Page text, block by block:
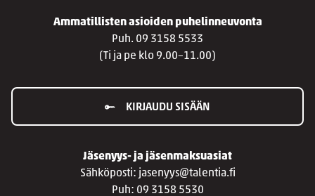
Ammatillisten asioiden puhelinneuvonta
Puh. 09 3158 5533
(Ti ja pe klo 9.00–11.00)
KIRJAUDU SISÄÄN
Jäsenyys- ja jäsenmaksuasiat
Sähköposti: jasenyys@talentia.fi
Puh: 09 3158 5530